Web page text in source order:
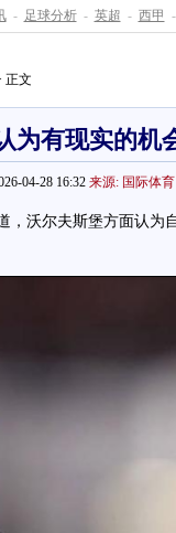
- 足球分析 - 英超 - 西甲 -
正文
为有现实的机
04-28 16:32 来源: 国际体育
沃尔夫斯堡方面认为